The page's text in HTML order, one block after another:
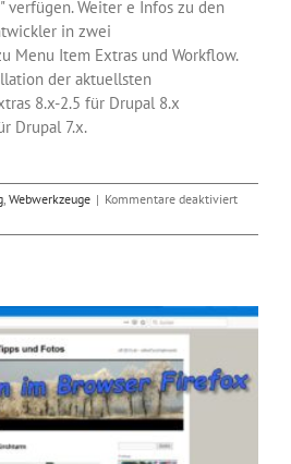
verfügen. Weiter e Infos zu den
in zwei
Menu Item Extras und Workflow.
der aktuellsten
8.x-2.5 für Drupal 8.x
Drupal 7.x.
Webwerkzeuge | Kommentare deaktiviertfür
Module